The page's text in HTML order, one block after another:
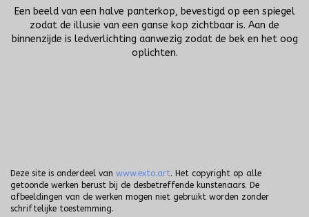
Een beeld van een halve panterkop, bevestigd op een spiegel
zodat de illusie van een ganse kop zichtbaar is. Aan de
binnenzijde is ledverlichting aanwezig zodat de bek en het oog
oplichten.
Deze site is onderdeel van www.exto.art. Het copyright op alle
getoonde werken berust bij de desbetreffende kunstenaars. De
afbeeldingen van de werken mogen niet gebruikt worden zonder
schriftelijke toestemming.